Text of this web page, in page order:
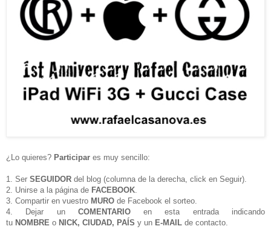
¿Lo quieres? Participar es muy sencillo:
1. Ser SEGUIDOR del blog (columna de la derecha, click en Seguir).
2. Unirse a la página de FACEBOOK
3. Compartir en vuestro MURO de Facebook el sorteo.
4. Dejar un COMENTARIOen esta entrada indicando
tu NOMBRE o NICK, CIUDAD, PAÍS y un E-MAIL de contacto.